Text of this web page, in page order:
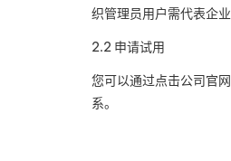
织管理员用户需代表企业
2.2 申请试用
您可以通过点击公司官
系。